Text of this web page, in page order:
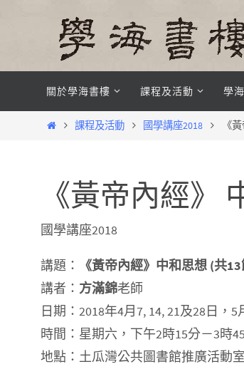
content
關於學海書樓 課程及活動 學
Home課程及活動 國學講座2018 《
《黃帝內經》
國學講座2018
講題：
《黃帝內經》中和思想 (共
講者： 方滿錦老師
日期：2018年4月7, 14, 21及28日，5
時間：星期六，下午2時15分－3時
地點：土瓜灣公共圖書館推廣活動室